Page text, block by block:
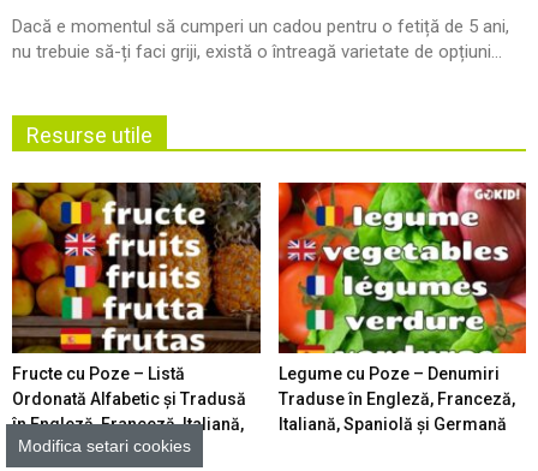
Dacă e momentul să cumperi un cadou pentru o fetiță de 5 ani,
nu trebuie să-ți faci griji, există o întreagă varietate de opțiuni...
Resurse utile
Fructe cu Poze – Listă
Ordonată Alfabetic şi Tradusă
în Engleză, Franceză, Italiană,
Spaniolă şi Germană
Legume cu Poze – Denumiri
Traduse în Engleză, Franceză,
Italiană, Spaniolă şi Germană
Modifica setari cookies